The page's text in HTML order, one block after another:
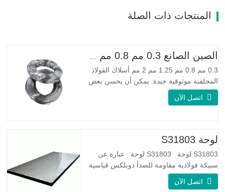
المنتجات ذات الصلة
الصين الصانع 0.3 مم 0.8 مم 1.25 مم 2 مم أسلاك الفولاذ المجلفنة
0.3 مم 0.8 مم 1.25 مم 2 مم أسلاك الفولاذ
المجلفنة موثوقية جيدة: يمكن أن يحسن بعض
العقد والنتوءات والصدأ على الأسلاك الفولاذية
مرونة جيدة: صلابة الفولاذ المجلفن جيدة جدًا،
اتصل الآن
لوحة S31803
S31803 لوحة S31803 لوحة عبارة عن
سبيكة فولاذية مقاومة للصدأ دوبلكس قياسية
على الوجهين. لديها بنية مجهرية من
اتصل الآن